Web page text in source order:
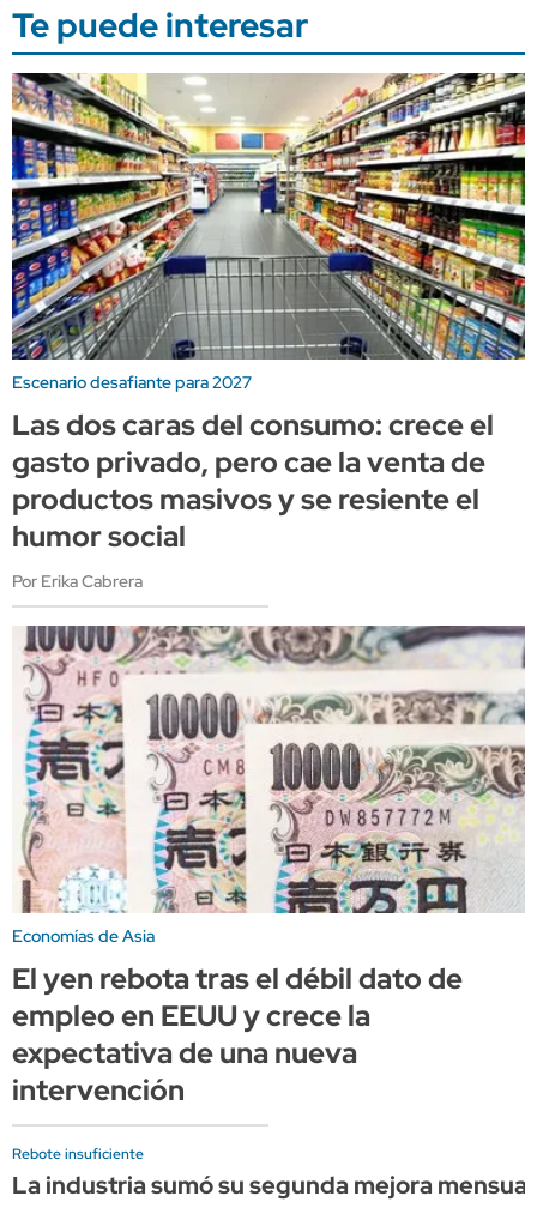
Te puede interesar
Escenario desafiante para 2027
Las dos caras del consumo: crece el
gasto privado, pero cae la venta de
productos masivos y se resiente el
humor social
Por Erika Cabrera
Economías de Asia
El yen rebota tras el débil dato de
empleo en EEUU y crece la
expectativa de una nueva
intervención
Rebote insuficiente
La industria sumó su segunda mejora